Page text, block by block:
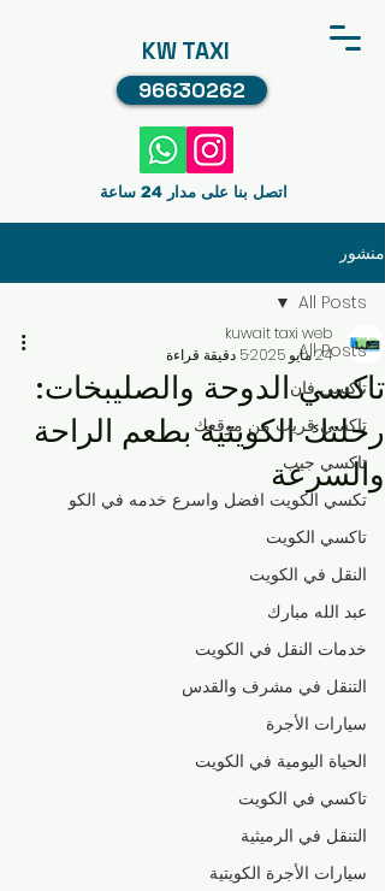
KW TAXI
96630262
اتصل بنا على مدار 24 ساعة
منشور
All Posts
تاكسي فان
تاكسي قريب من موقعك
تاكسي جيب
تكسي الكويت افضل واسرع خدمه في الكو
تاكسي الكويت
النقل في الكويت
عبد الله مبارك
خدمات النقل في الكويت
التنقل في مشرف والقدس
سيارات الأجرة
الحياة اليومية في الكويت
تاكسي في الكويت
التنقل في الرميثية
سيارات الأجرة الكويتية
All Posts
تاكسي الدوحة والصليبخات:
رحلتك الكويتية بطعم الراحة
والسرعة
kuwait taxi web
24 مايو 2025
5 دقيقة قراءة